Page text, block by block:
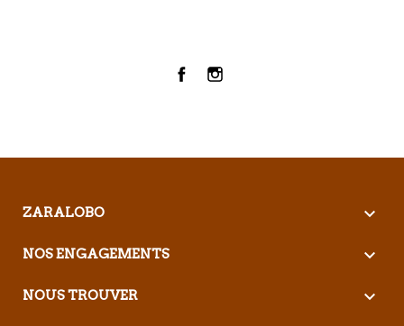
FacebookInstagram
ZARALOBO 
NOS ENGAGEMENTS 
NOUS TROUVER 